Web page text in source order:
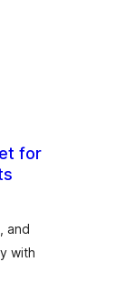
for
and
with